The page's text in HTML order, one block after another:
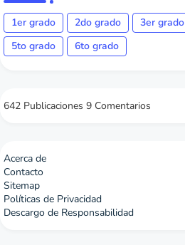
1er grado 2do grado 3er grado
5to grado
6to grado
642 Publicaciones 9 Comentarios
Acerca de
Contacto
Sitemap
Políticas de Privacidad
Descargo de Responsabilidad